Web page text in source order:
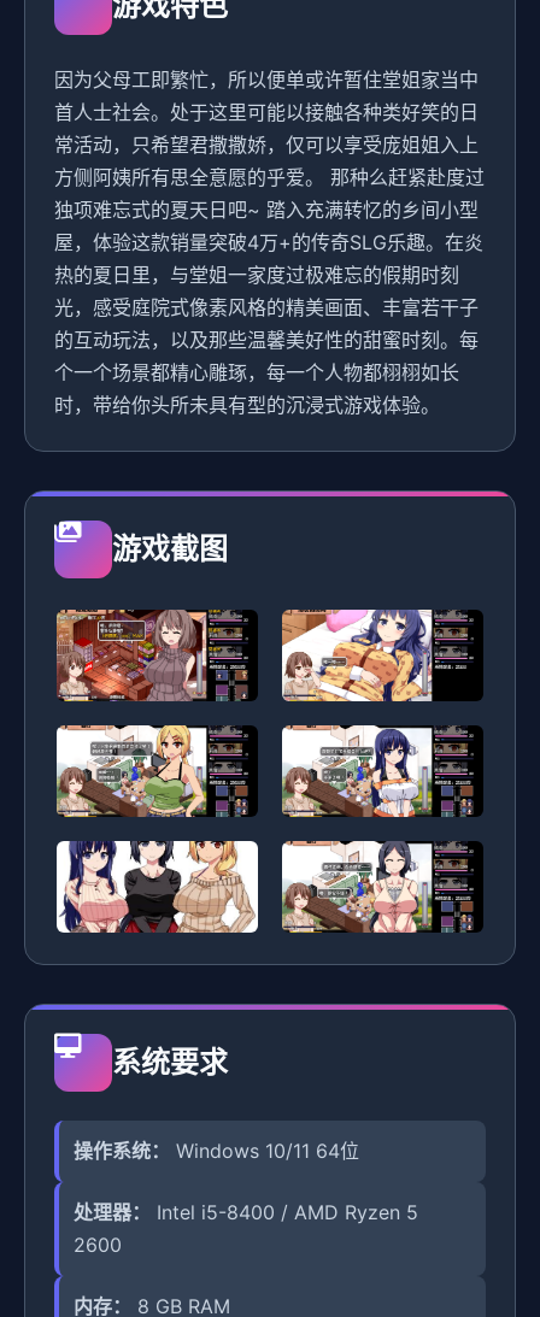
因为父母工即繁忙，所以便单或许暂住堂姐家当中
首人士社会。处于这里可能以接触各种类好笑的日
常活动，只希望君撒撒娇，仅可以享受庞姐姐入上
方侧阿姨所有思全意愿的乎爱。 那种么赶紧赴度过
独项难忘式的夏天日吧~ 踏入充满转忆的乡间小型
屋，体验这款销量突破4万+的传奇SLG乐趣。在炎
热的夏日里，与堂姐一家度过极难忘的假期时刻
光，感受庭院式像素风格的精美画面、丰富若干子
的互动玩法，以及那些温馨美好性的甜蜜时刻。每
个一个场景都精心雕琢，每一个人物都栩栩如长
时，带给你头所未具有型的沉浸式游戏体验。
游戏截图
系统要求
操作系统： Windows 10/11 64位
处理器：
Intel i5-8400 / AMD Ryzen 5
2600
内存： 8 GB RAM